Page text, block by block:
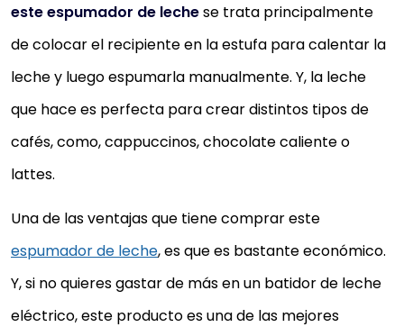
este espumador de lechese trata principalmente
de colocar el recipiente en la estufa para calentar la
leche y luego espumarla manualmente. Y, la leche
que hace es perfecta para crear distintos tipos de
cafés, como, cappuccinos, chocolate caliente o
lattes.
Una de las ventajas que tiene comprar este
espumador de leche, es que es bastante económico.
Y, si no quieres gastar de más en un batidor de leche
eléctrico, este producto es una de las mejores